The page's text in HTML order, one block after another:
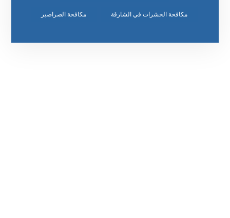
مكافحة الحشرات في الشارقة مكافحة الصراصير